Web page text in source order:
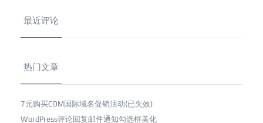
最近评论
热门文章
7元购买COM国际域名促销活动(已失效)
WordPress评论回复邮件通知勾选框美化